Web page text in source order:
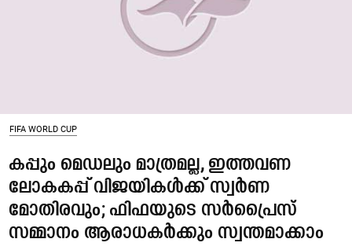
FIFA WORLD CUP
കപ്പും മെഡലും മാത്രമല്ല, ഇത്തവണ
ലോകകപ്പ് വിജയികൾക്ക് സ്വർണ
മോതിരവും; ഫിഫയുടെ സർപ്രൈസ്
സമ്മാനം ആരാധകർക്കും സ്വന്തമാക്കാം